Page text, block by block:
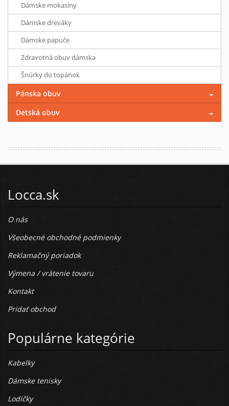
Dámske mokasíny
Dámske dreváky
Dámske papuče
Zdravotná obuv dámska
Šnúrky do topánok
Pánska obuv
Detská obuv
Locca.sk
O nás
Všeobecné obchodné podmienky
Reklamačný poriadok
Výmena / vrátenie tovaru
Kontakt
Pridať obchod
Populárne kategórie
Kabelky
Dámske tenisky
Lodičky